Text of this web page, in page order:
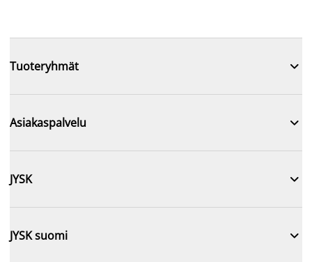
Tuoteryhmät 
Asiakaspalvelu 
JYSK 
JYSK suomi 